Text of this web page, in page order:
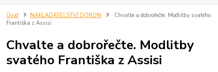
Úvod NAKLADATELSTVÍ DORON
Chvalte a dobrořečte. Modlitby svatého
Františka z Assisi
Chvalte a dobrořečte. Modlitby
svatého Františka z Assisi